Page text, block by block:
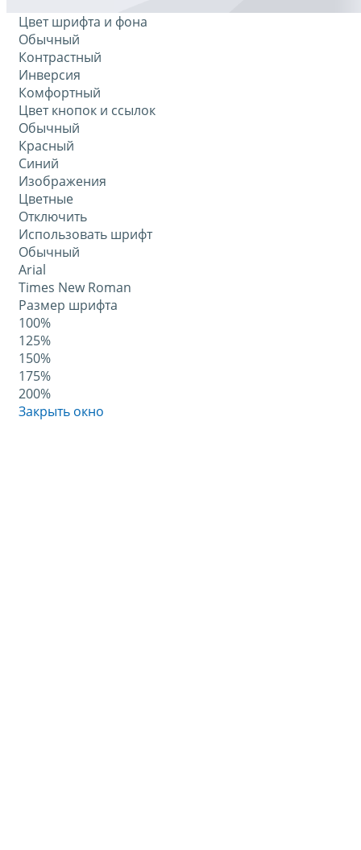
Цвет шрифта и фона
Обычный
Контрастный
Инверсия
Комфортный
Цвет кнопок и ссылок
Обычный
Красный
Синий
Изображения
Цветные
Отключить
Использовать шрифт
Обычный
Arial
Times New Roman
Размер шрифта
100%
125%
150%
175%
200%
Закрыть окно